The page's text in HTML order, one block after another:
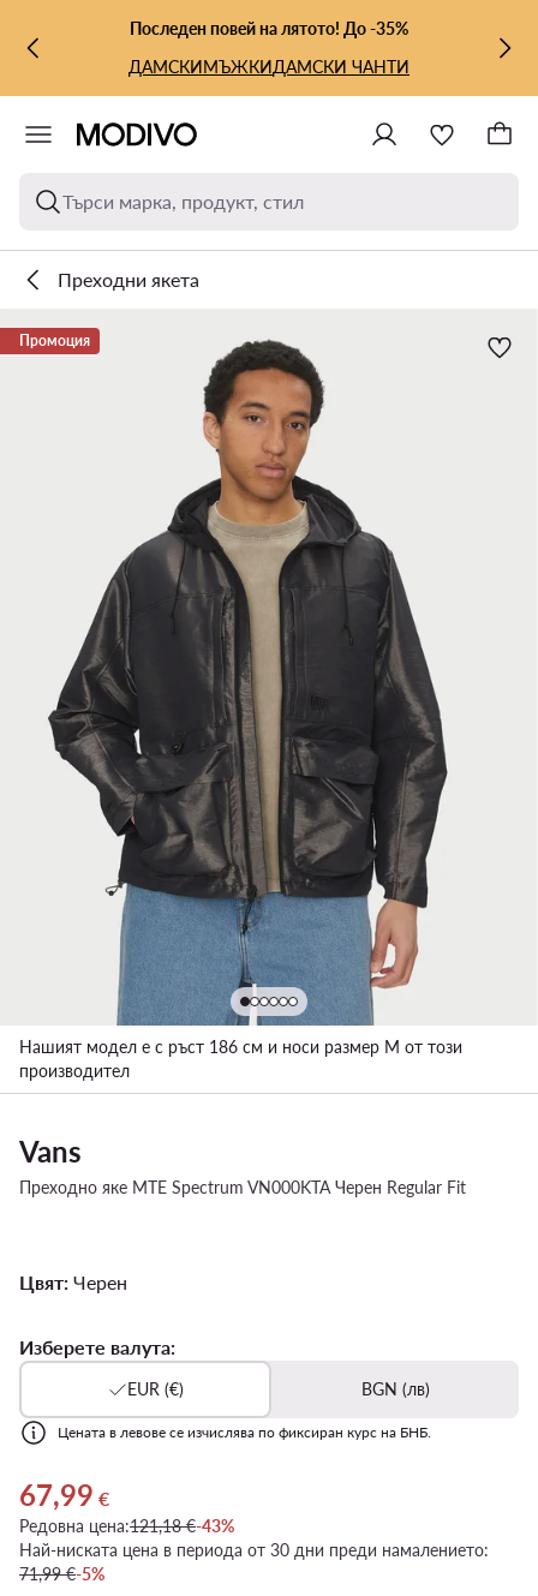
КЪМ ОСНОВНОТО СЪДЪРЖАНИЕ
КЪМ ТЪРСЕНЕПоследен повей на лятото! До -35%
ДАМСКИМЪЖКИДАМСКИ ЧАНТИ
Търси марка, продукт, стил
Преходни якета
Промоция
Нашият модел е с ръст 186 см и носи размер M от този
производител
Vans
Преходно яке MTE Spectrum VN000KTA Черен Regular Fit
Цвят: Черен
Изберете валута:
EUR (€) BGN (лв)
Цената в левове се изчислява по фиксиран курс на БНБ.
Актуална цена 67,99 €
67,99 €
Редовна цена:121,18 €-43%
Най-ниската цена в периода от 30 дни преди намалението:
71,99 €-5%